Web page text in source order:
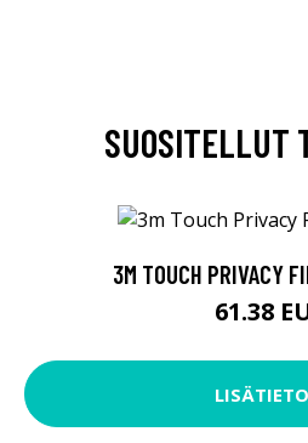
SUOSITELLUT
3M TOUCH PRIVACY
61.38